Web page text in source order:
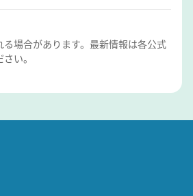
場合があります。最新情報は各公式
い。